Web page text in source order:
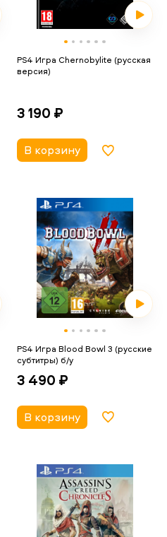
PS4 Игра Chernobylite (русская
версия)
3 190 ₽
В корзину
PS4 Игра Blood Bowl 3 (русские
субтитры) б/у
3 490 ₽
В корзину